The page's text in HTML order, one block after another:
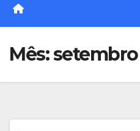
Mês:setembro